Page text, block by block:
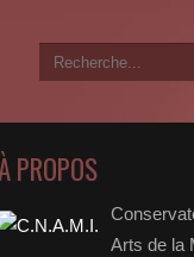
PROPOS
Arts de la